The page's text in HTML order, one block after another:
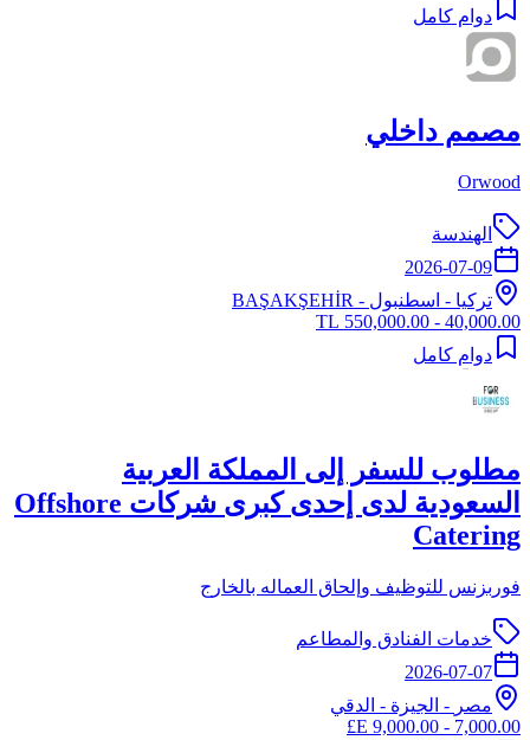
دوام كامل
مصمم داخلي
Orwood
الهندسة
2026-07-09
تركيا - اسطنبول - BAŞAKŞEHİR
40,000.00 - 550,000.00 TL
دوام كامل
مطلوب للسفر إلى المملكة العربية
السعودية لدى إحدى كبرى شركات Offshore
Catering
فوربزنس للتوظيف وإلحاق العماله بالخارج
خدمات الفنادق والمطاعم
2026-07-07
مصر - الجيزة - الدقي
7,000.00 - 9,000.00 E£